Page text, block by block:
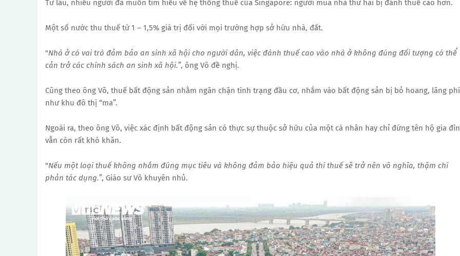
Từ lâu, nhiều người đã muốn tìm hiểu về hệ thống thuế của Singapore: người mua nhà thứ hai bị đánh thuế cao hơn.
Một số nước thu thuế từ 1 – 1,5% giá trị đối với mọi trường hợp sở hữu nhà, đất.
"Nhà ở có vai trò đảm bảo an sinh xã hội cho người dân, việc đánh thuế cao vào nhà ở không đúng đối tượng có thể
cản trở các chính sách an sinh xã hội.”, ông Võ đề nghị.
Cũng theo ông Võ, thuế bất động sản nhằm ngăn chặn tình trạng đầu cơ, nhắm vào bất động sản bị bỏ hoang, lãng phí
như khu đô thị “ma”.
Ngoài ra, theo ông Võ, việc xác định bất động sản có thực sự thuộc sở hữu của một cá nhân hay chỉ đứng tên hộ gia
vẫn còn rất khó khăn.
"Nếu một loại thuế không nhắm đúng mục tiêu và không đảm bảo hiệu quả thì thuế sẽ trở nên vô nghĩa, thậm chí
phản tác dụng.”, Giáo sư Võ khuyên nhủ.